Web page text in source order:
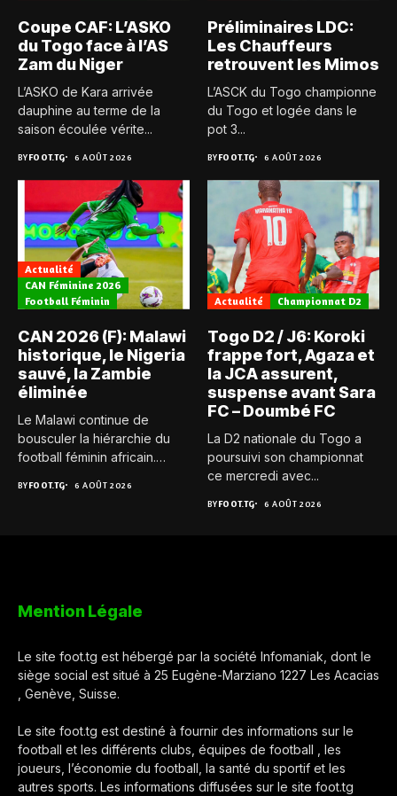
Coupe CAF: L’ASKO
du Togo face à l’AS
Zam du Niger
L’ASKO de Kara arrivée
dauphine au terme de la
saison écoulée vérite...
BYFOOT.TG 6 AOÛT 2026
Préliminaires LDC:
Les Chauffeurs
retrouvent les Mimos
L’ASCK du Togo championne
du Togo et logée dans le
pot 3...
BYFOOT.TG 6 AOÛT 2026
Actualité
CAN Féminine 2026
Football Féminin
CAN 2026 (F): Malawi
historique, le Nigeria
sauvé, la Zambie
éliminée
Le Malawi continue de
bousculer la hiérarchie du
football féminin africain.
BYFOOT.TG 6 AOÛT 2026
Actualité Championnat D2
Togo D2 / J6: Koroki
frappe fort, Agaza et
la JCA assurent,
suspense avant Sara
FC – Doumbé FC
La D2 nationale du Togo a
poursuivi son championnat
ce mercredi avec...
BYFOOT.TG 6 AOÛT 2026
Mention Légale
Le site foot.tg est hébergé par la société Infomaniak, dont le
siège social est situé à 25 Eugène-Marziano 1227 Les Acacias
, Genève, Suisse.
Le site foot.tg est destiné à fournir des informations sur le
football et les différents clubs, équipes de football , les
joueurs, l’économie du football, la santé du sportif et les
autres sports. Les informations diffusées sur le site foot.tg